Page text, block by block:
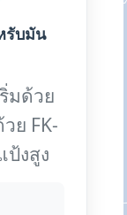
รับมัน
มด้วย
ย FK-
ป้งสูง